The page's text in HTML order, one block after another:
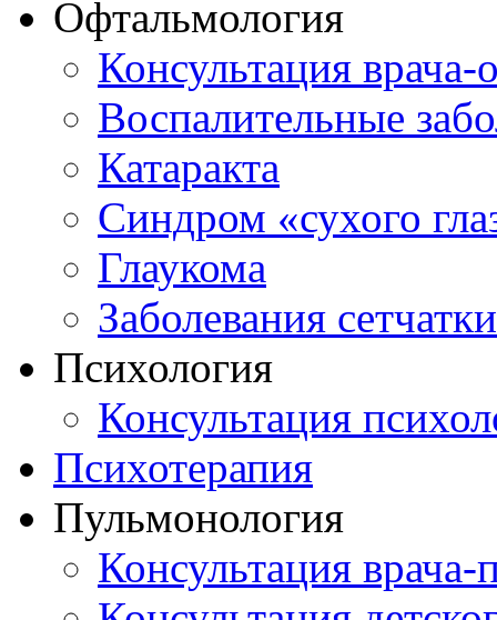
Офтальмология
Консультация врача-
Воспалительные
Катаракта
Синдром «сухого
Глаукома
Заболевания сетчатки
Психология
Консультация
Психотерапия
Пульмонология
Консультация врача-